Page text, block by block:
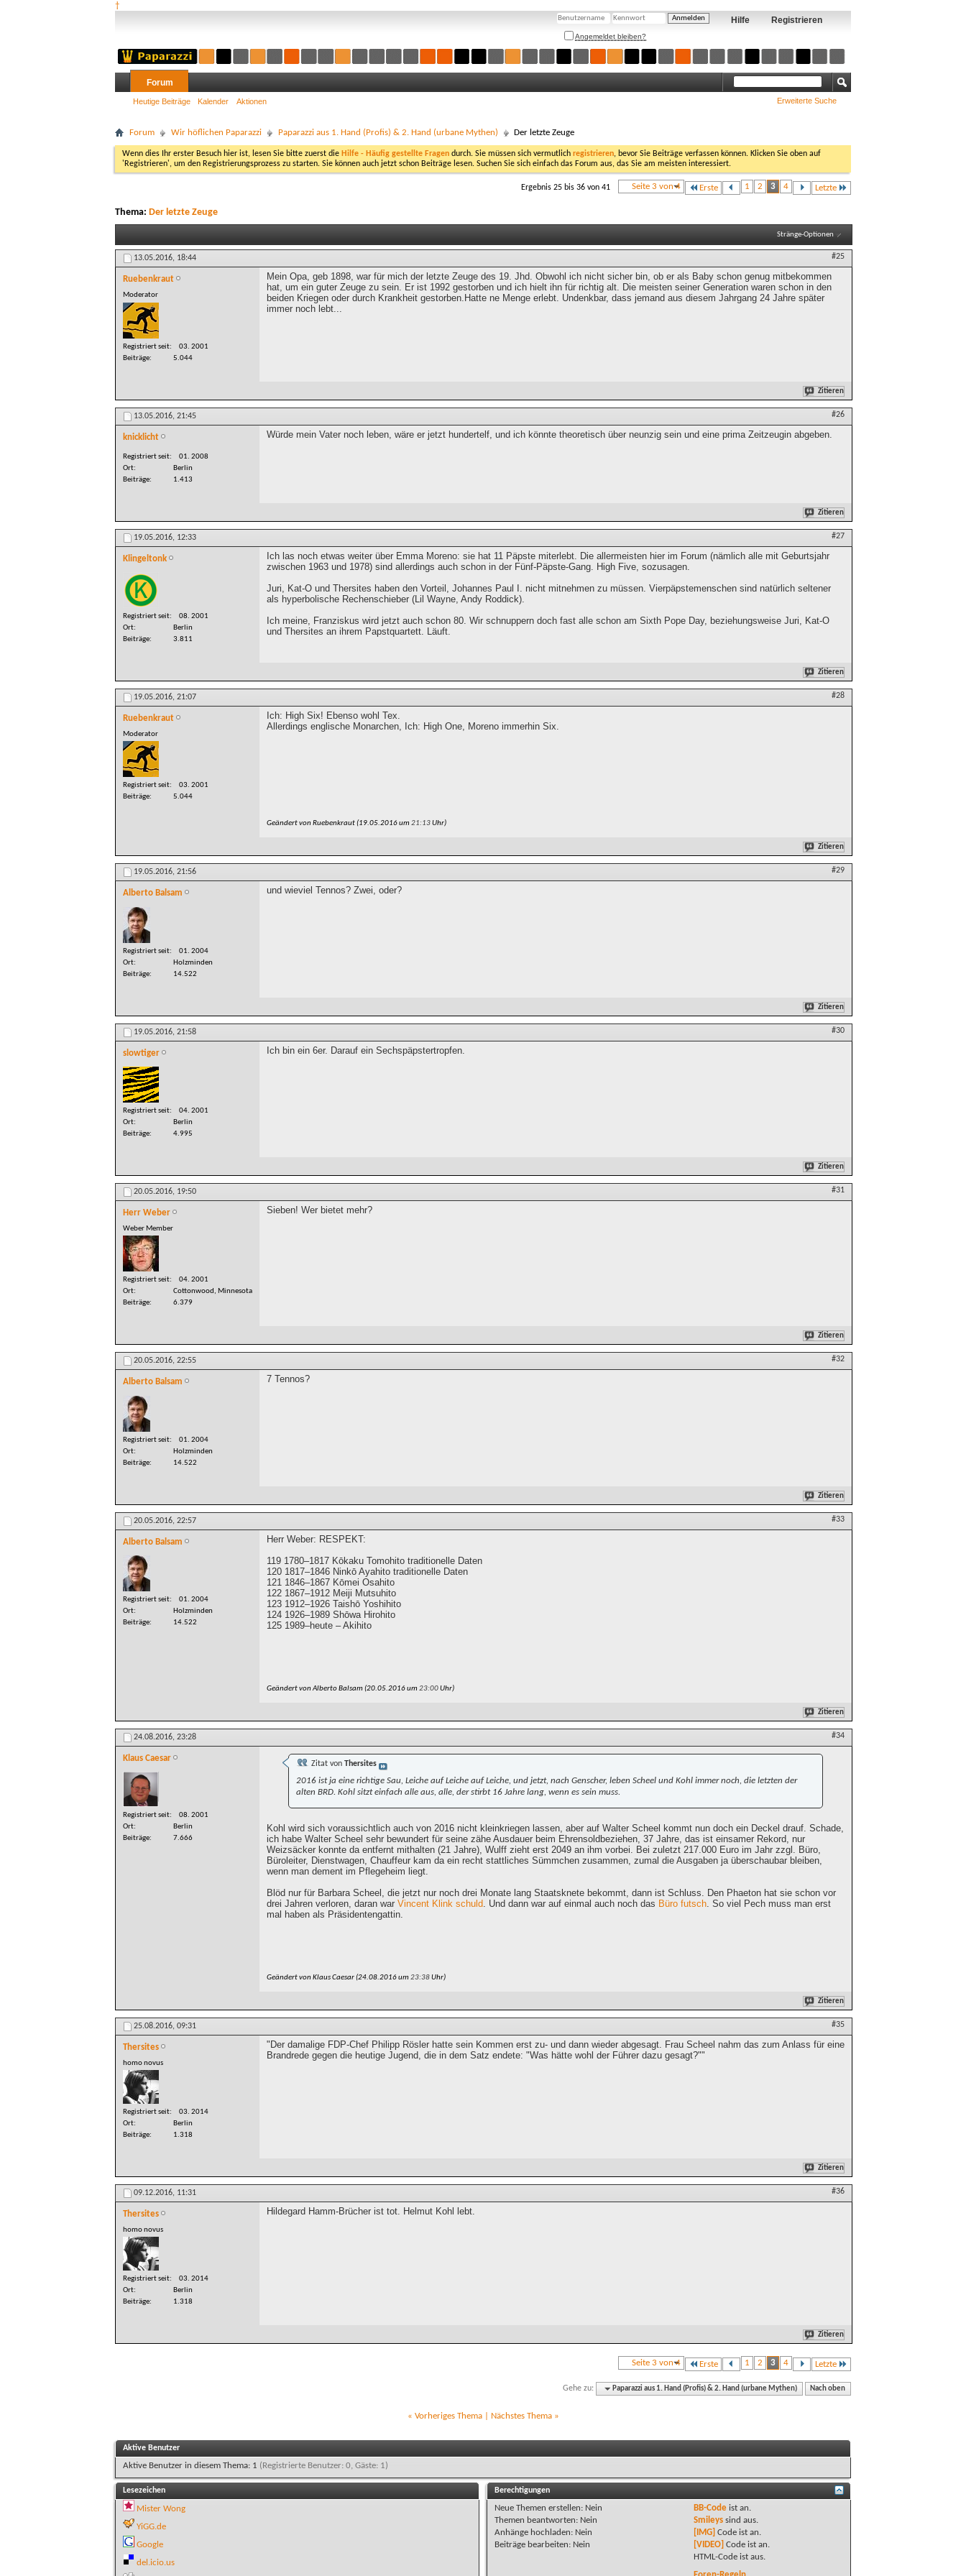
†
Registrieren
Hilfe
Angemeldet bleiben?
Forum
Heutige Beiträge Kalender Aktionen Erweiterte Suche
Forum Wir höflichen Paparazzi Paparazzi aus 1. Hand (Profis) & 2. Hand (urbane Mythen) Der letzte Zeuge
Wenn dies Ihr erster Besuch hier ist, lesen Sie bitte zuerst die Hilfe - Häufig gestellte Fragen durch. Sie müssen sich vermutlich registrieren, bevor Sie Beiträge verfassen können. Klicken Sie oben auf
'Registrieren', um den Registrierungsprozess zu starten. Sie können auch jetzt schon Beiträge lesen. Suchen Sie sich einfach das Forum aus, das Sie am meisten interessiert.
Seite 3 von 4 Erste 1 2 3 4 Letzte
Ergebnis 25 bis 36 von 41
Thema: Der letzte Zeuge
Stränge-Optionen
13.05.2016, 18:44 #25
Ruebenkraut
Moderator
Registriert seit
03. 2001
Beiträge
5.044
Mein Opa, geb 1898, war für mich der letzte Zeuge des 19. Jhd. Obwohl ich nicht sicher bin, ob er als Baby schon genug mitbekommen
hat, um ein guter Zeuge zu sein. Er ist 1992 gestorben und ich hielt ihn für richtig alt. Die meisten seiner Generation waren schon in den
beiden Kriegen oder durch Krankheit gestorben.Hatte ne Menge erlebt. Undenkbar, dass jemand aus diesem Jahrgang 24 Jahre später
immer noch lebt...
Zitieren
13.05.2016, 21:45 #26
knicklicht
Registriert seit
01. 2008
Ort
Berlin
Beiträge
1.413
Würde mein Vater noch leben, wäre er jetzt hundertelf, und ich könnte theoretisch über neunzig sein und eine prima Zeitzeugin abgeben.
Zitieren
19.05.2016, 12:33 #27
Klingeltonk
Registriert seit
08. 2001
Ort
Berlin
Beiträge
3.811
Ich las noch etwas weiter über Emma Moreno: sie hat 11 Päpste miterlebt. Die allermeisten hier im Forum (nämlich alle mit Geburtsjahr
zwischen 1963 und 1978) sind allerdings auch schon in der Fünf-Päpste-Gang. High Five, sozusagen.
Juri, Kat-O und Thersites haben den Vorteil, Johannes Paul I. nicht mitnehmen zu müssen. Vierpäpstemenschen sind natürlich seltener
als hyperbolische Rechenschieber (Lil Wayne, Andy Roddick).
Ich meine, Franziskus wird jetzt auch schon 80. Wir schnuppern doch fast alle schon am Sixth Pope Day, beziehungsweise Juri, Kat-O
und Thersites an ihrem Papstquartett. Läuft.
Zitieren
19.05.2016, 21:07 #28
Ruebenkraut
Moderator
Registriert seit
03. 2001
Beiträge
5.044
Ich: High Six! Ebenso wohl Tex.
Allerdings englische Monarchen, Ich: High One, Moreno immerhin Six.
Geändert von Ruebenkraut (19.05.2016 um21:13Uhr)
Zitieren
19.05.2016, 21:56 #29
Alberto Balsam
Registriert seit
01. 2004
Ort
Holzminden
Beiträge
14.522
und wieviel Tennos? Zwei, oder?
Zitieren
19.05.2016, 21:58 #30
slowtiger
Registriert seit
04. 2001
Ort
Berlin
Beiträge
4.995
Ich bin ein 6er. Darauf ein Sechspäpstertropfen.
Zitieren
20.05.2016, 19:50 #31
Herr Weber
Weber Member
Registriert seit
04. 2001
Ort
Cottonwood, Minnesota
Beiträge
6.379
Sieben! Wer bietet mehr?
Zitieren
20.05.2016, 22:55 #32
Alberto Balsam
Registriert seit
01. 2004
Ort
Holzminden
Beiträge
14.522
7 Tennos?
Zitieren
20.05.2016, 22:57 #33
Alberto Balsam
Registriert seit
01. 2004
Ort
Holzminden
Beiträge
14.522
Herr Weber: RESPEKT:
119 1780–1817 Kōkaku Tomohito traditionelle Daten
120 1817–1846 Ninkō Ayahito traditionelle Daten
121 1846–1867 Kōmei Osahito
122 1867–1912 Meiji Mutsuhito
123 1912–1926 Taishō Yoshihito
124 1926–1989 Shōwa Hirohito
125 1989–heute – Akihito
Geändert von Alberto Balsam (20.05.2016 um23:00Uhr)
Zitieren
24.08.2016, 23:28 #34
Klaus Caesar
Registriert seit
08. 2001
Ort
Berlin
Beiträge
7.666
Zitat von Thersites
2016 ist ja eine richtige Sau, Leiche auf Leiche auf Leiche, und jetzt, nach Genscher, leben Scheel und Kohl immer noch, die letzten der
alten BRD. Kohl sitzt einfach alle aus, alle, der stirbt 16 Jahre lang, wenn es sein muss.
Kohl wird sich voraussichtlich auch von 2016 nicht kleinkriegen lassen, aber auf Walter Scheel kommt nun doch ein Deckel drauf. Schade,
ich habe Walter Scheel sehr bewundert für seine zähe Ausdauer beim Ehrensoldbeziehen, 37 Jahre, das ist einsamer Rekord, nur
Weizsäcker konnte da entfernt mithalten (21 Jahre), Wulff zieht erst 2049 an ihm vorbei. Bei zuletzt 217.000 Euro im Jahr zzgl. Büro,
Büroleiter, Dienstwagen, Chauffeur kam da ein recht stattliches Sümmchen zusammen, zumal die Ausgaben ja überschaubar bleiben,
wenn man dement im Pflegeheim liegt.
Blöd nur für Barbara Scheel, die jetzt nur noch drei Monate lang Staatsknete bekommt, dann ist Schluss. Den Phaeton hat sie schon vor
drei Jahren verloren, daran war Vincent Klink schuld . Und dann war auf einmal auch noch das Büro futsch . So viel Pech muss man erst
mal haben als Präsidentengattin.
Geändert von Klaus Caesar (24.08.2016 um23:38Uhr)
Zitieren
25.08.2016, 09:31 #35
Thersites
homo novus
Registriert seit
03. 2014
Ort
Berlin
Beiträge
1.318
"Der damalige FDP-Chef Philipp Rösler hatte sein Kommen erst zu- und dann wieder abgesagt. Frau Scheel nahm das zum Anlass für eine
Brandrede gegen die heutige Jugend, die in dem Satz endete: "Was hätte wohl der Führer dazu gesagt?""
Zitieren
09.12.2016, 11:31 #36
Thersites
homo novus
Registriert seit
03. 2014
Ort
Berlin
Beiträge
1.318
Hildegard Hamm-Brücher ist tot. Helmut Kohl lebt.
Zitieren
Seite 3 von 4 Erste 1 2 3 4 Letzte
Gehe zu: Paparazzi aus 1. Hand (Profis) & 2. Hand (urbane Mythen) Nach oben
« Vorheriges Thema| Nächstes Thema »
Aktive Benutzer
Aktive Benutzer in diesem Thema: 1 (Registrierte Benutzer: 0, Gäste: 1)
Lesezeichen
Mister Wong
YiGG.de
Google
del.icio.us
Berechtigungen
Neue Themen erstellen: Nein
Themen beantworten: Nein
Anhänge hochladen: Nein
Beiträge bearbeiten: Nein
BB-Codeist an.
Smileyssind aus.
[IMG] Code ist an.
[VIDEO] Code ist an.
HTML-Code ist aus.